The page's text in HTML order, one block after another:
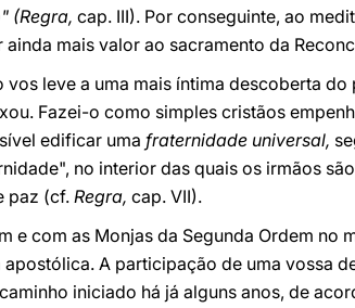
(Regra, cap. III). Por conseguinte, ao
mais valor ao sacramento da
vos leve a uma mais íntima descoberta
Fazei-o como simples cristãos
edificar uma fraternidade universal,
no interior das quais os irmãos
paz (cf. Regra, cap. VII).
e com as Monjas da Segunda Ordem no
A participação de uma vossa
iniciado há já alguns anos, de